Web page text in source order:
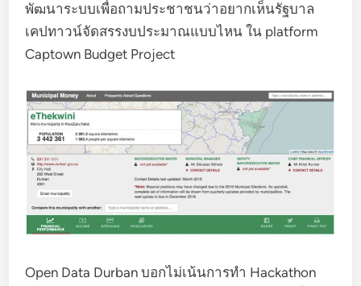
พัฒนาระบบเพื่อถามประชาชนว่าอยากเห็นรัฐบาล
เคปทาวน์จัดสรรงบประมาณแบบไหน ใน platform
Captown Budget Project
Open Data Durban บอกไม่เน้นการทำ Hackathon